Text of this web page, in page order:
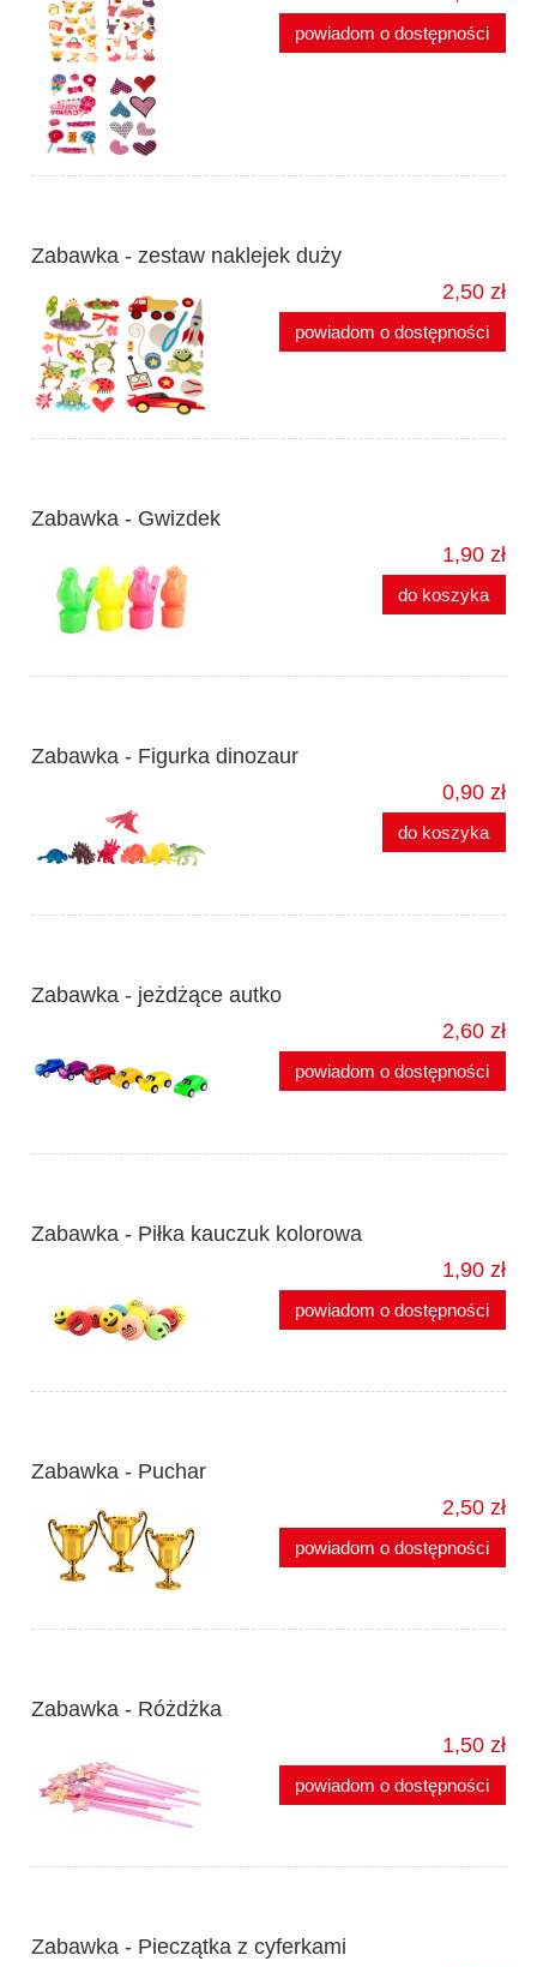
powiadom o dostępności
Zabawka - zestaw naklejek duży
2,50 zł
powiadom o dostępności
Zabawka - Gwizdek
1,90 zł
do koszyka
Zabawka - Figurka dinozaur
0,90 zł
do koszyka
Zabawka - jeżdżące autko
2,60 zł
powiadom o dostępności
Zabawka - Piłka kauczuk kolorowa
1,90 zł
powiadom o dostępności
Zabawka - Puchar
2,50 zł
powiadom o dostępności
Zabawka - Różdżka
1,50 zł
powiadom o dostępności
Zabawka - Pieczątka z cyferkami